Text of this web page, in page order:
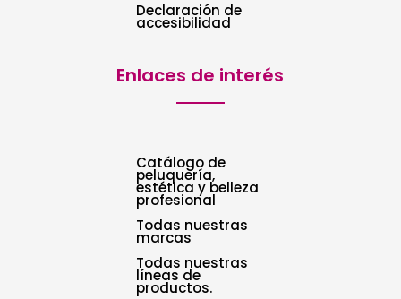
Declaración de
accesibilidad
Enlaces de interés
Catálogo de
peluquería,
estética y belleza
profesional
Todas nuestras
marcas
Todas nuestras
líneas de
productos.